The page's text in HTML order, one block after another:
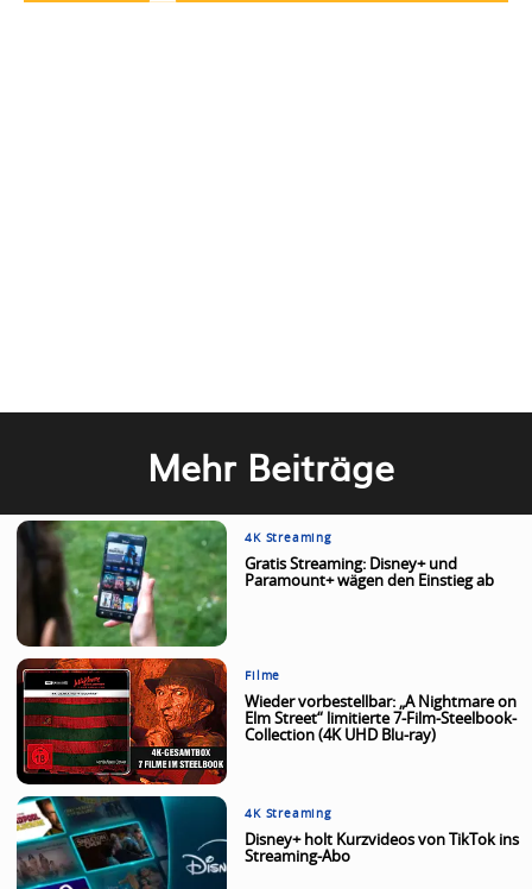
Mehr Beiträge
4K Streaming
Gratis Streaming: Disney+ und
Paramount+ wägen den Einstieg ab
Filme
Wieder vorbestellbar: „A Nightmare on
Elm Street“ limitierte 7-Film-Steelbook-
Collection (4K UHD Blu-ray)
4K Streaming
Disney+ holt Kurzvideos von TikTok ins
Streaming-Abo